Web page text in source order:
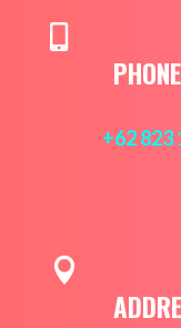
PHONE
+62 823
